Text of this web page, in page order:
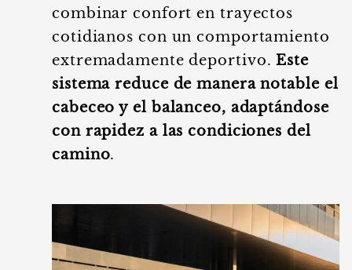
combinar confort en trayectos
cotidianos con un comportamiento
extremadamente deportivo.Este
sistema reduce de manera notable el
cabeceo y el balanceo, adaptándose
con rapidez a las condiciones del
camino.